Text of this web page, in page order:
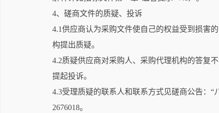
4、磋商文件的质疑、投诉
4.1供应商认为采购文件使自己的权益受到损害
构提出质疑。
4.2质疑供应商对采购人、采购代理机构的答复
提起投诉。
4.3受理质疑的联系人和联系方式见磋商公告：
2676018。